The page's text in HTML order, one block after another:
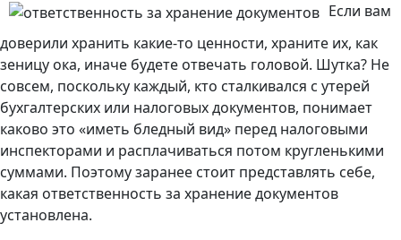
Если вам
доверили хранить какие-то ценности, храните их, как
зеницу ока, иначе будете отвечать головой. Шутка? Не
совсем, поскольку каждый, кто сталкивался с утерей
бухгалтерских или налоговых документов, понимает
каково это «иметь бледный вид» перед налоговыми
инспекторами и расплачиваться потом кругленькими
суммами. Поэтому заранее стоит представлять себе,
какая ответственность за хранение документов
установлена.